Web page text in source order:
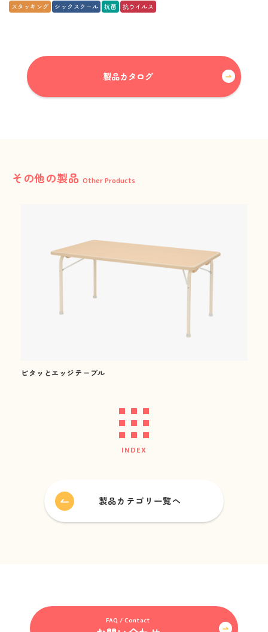
ビジネスパートナー募集
Business partner
スタッキング シックスクール 抗菌 抗ウイルス
製品カタログ
その他の製品 Other Products
ピタッとエッジテーブル
INDEX
製品カテゴリ一覧へ
FAQ / Contact